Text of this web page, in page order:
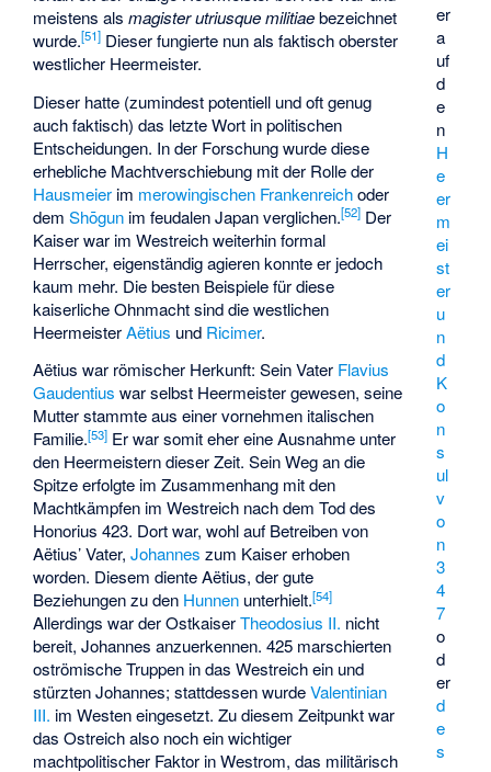
er
a
uf
d
e
n
H
e
er
m
ei
st
er
u
n
d
K
o
n
s
ul
v
o
n
3
4
7
o
d
er
d
e
s
meistens alsmagister utriusque militiaebezeichnet
wurde.[51] Dieser fungierte nun als faktisch oberster
westlicher Heermeister.
Dieser hatte (zumindest potentiell und oft genug
auch faktisch) das letzte Wort in politischen
Entscheidungen. In der Forschung wurde diese
erhebliche Machtverschiebung mit der Rolle der
Hausmeier im merowingischen Frankenreichoder
demShōgun im feudalen Japan verglichen.[52] Der
Kaiser war im Westreich weiterhin formal
Herrscher, eigenständig agieren konnte er jedoch
kaum mehr. Die besten Beispiele für diese
kaiserliche Ohnmacht sind die westlichen
HeermeisterAëtius und Ricimer.
Aëtius war römischer Herkunft: Sein Vater Flavius
Gaudentius war selbst Heermeister gewesen, seine
Mutter stammte aus einer vornehmen italischen
Familie.[53] Er war somit eher eine Ausnahme unter
den Heermeistern dieser Zeit. Sein Weg an die
Spitze erfolgte im Zusammenhang mit den
Machtkämpfen im Westreich nach dem Tod des
Honorius 423. Dort war, wohl auf Betreiben von
Aëtius’ Vater,Johannes zum Kaiser erhoben
worden. Diesem diente Aëtius, der gute
Beziehungen zu den Hunnen unterhielt.[54]
Allerdings war der OstkaiserTheodosius II. nicht
bereit, Johannes anzuerkennen. 425 marschierten
oströmische Truppen in das Westreich ein und
stürzten Johannes; stattdessen wurdeValentinian
III. im Westen eingesetzt. Zu diesem Zeitpunkt war
das Ostreich also noch ein wichtiger
machtpolitischer Faktor in Westrom, das militärisch